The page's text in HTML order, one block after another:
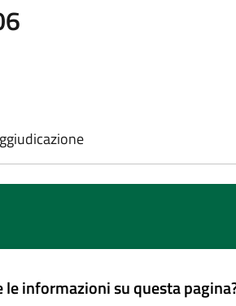
le informazioni su questa